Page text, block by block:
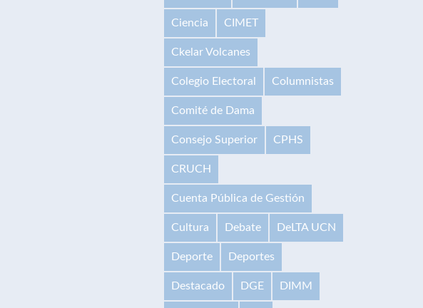
Ciencia CIMET
Ckelar Volcanes
Colegio Electoral Columnistas
Comité de Dama
Consejo Superior CPHS
CRUCH
Cuenta Pública de Gestión
Cultura Debate DeLTA UCN
Deporte Deportes
Destacado DGE DIMM